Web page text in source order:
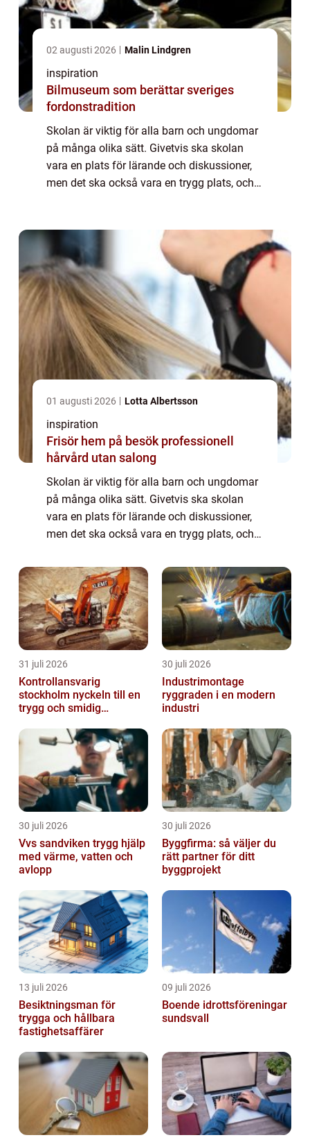
02 augusti 2026 Malin Lindgren
inspiration
Bilmuseum som berättar sveriges
fordonstradition
Skolan är viktig för alla barn och ungdomar
på många olika sätt. Givetvis ska skolan
vara en plats för lärande och diskussioner,
men det ska också vara en trygg plats, och
01 augusti 2026 Lotta Albertsson
inspiration
Frisör hem på besök professionell
hårvård utan salong
Skolan är viktig för alla barn och ungdomar
på många olika sätt. Givetvis ska skolan
vara en plats för lärande och diskussioner,
men det ska också vara en trygg plats, och
som klarar sig bra i livet. Därfö...
31 juli 2026
Kontrollansvarig
stockholm nyckeln till en
trygg och smidig
30 juli 2026
Industrimontage
ryggraden i en modern
industri
30 juli 2026
Vvs sandviken trygg hjälp
med värme, vatten och
avlopp
30 juli 2026
Byggfirma: så väljer du
rätt partner för ditt
byggprojekt
13 juli 2026
Besiktningsman för
trygga och hållbara
fastighetsaffärer
09 juli 2026
Boende idrottsföreningar
sundsvall